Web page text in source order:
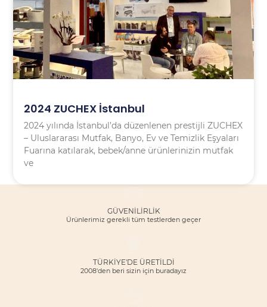
2024 ZUCHEX İstanbul
2024 yılında İstanbul’da düzenlenen prestijli ZUCHEX
– Uluslararası Mutfak, Banyo, Ev ve Temizlik Eşyaları
Fuarına katılarak, bebek/anne ürünlerinizin mutfak
ve
GÜVENILIRLIK
Ürünlerimiz gerekli tüm testlerden geçer
TÜRKİYE'DE ÜRETİLDİ
2008'den beri sizin için buradayız